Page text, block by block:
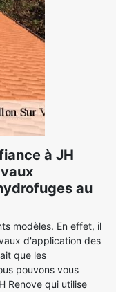
à JH
au
modèles. En effet, il
d'application des
que les
pouvons vous
Renove qui utilise